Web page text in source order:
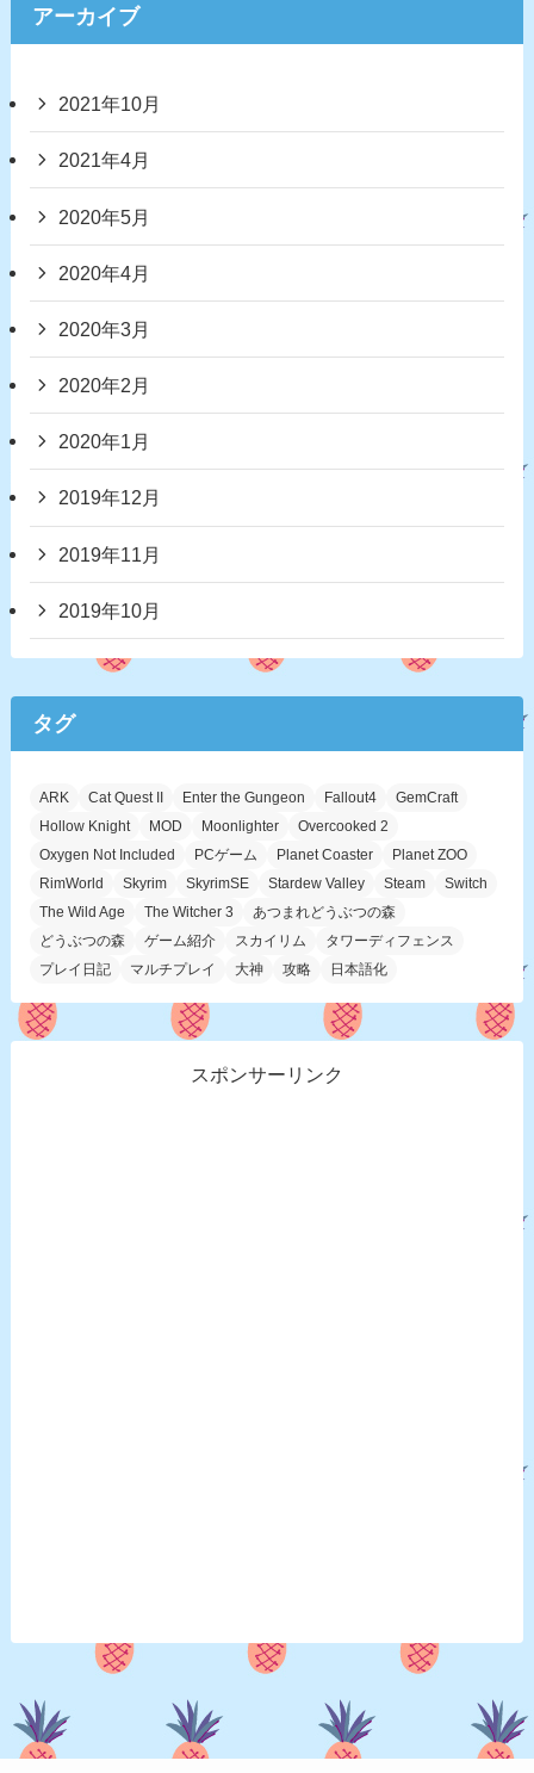
アーカイブ
2021年10月
2021年4月
2020年5月
2020年4月
2020年3月
2020年2月
2020年1月
2019年12月
2019年11月
2019年10月
タグ
ARK Cat Quest II Enter the Gungeon Fallout4
GemCraft
Hollow Knight
MOD Moonlighter
Overcooked 2
Oxygen Not Included
PCゲーム Planet Coaster
Planet ZOO
RimWorld
Skyrim SkyrimSE Stardew Valley Steam
Switch
The Wild Age
The Witcher 3
あつまれどうぶつの森
どうぶつの森
ゲーム紹介 スカイリム
タワーディフェンス
プレイ日記
マルチプレイ 大神 攻略 日本語化
スポンサーリンク